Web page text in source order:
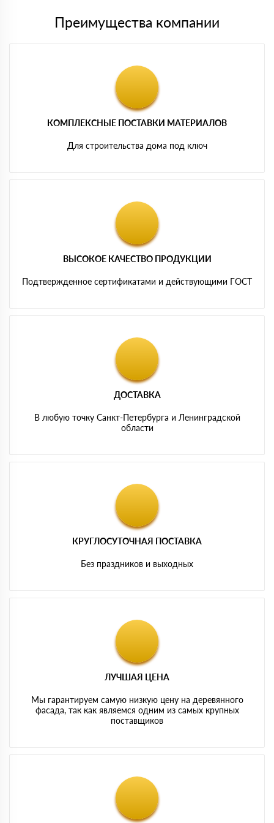
Преимущества компании
КОМПЛЕКСНЫЕ ПОСТАВКИ МАТЕРИАЛОВ
Для строительства дома под ключ
ВЫСОКОЕ КАЧЕСТВО ПРОДУКЦИИ
Подтвержденное сертификатами и действующими ГОСТ
ДОСТАВКА
В любую точку Санкт-Петербурга и Ленинградской
области
КРУГЛОСУТОЧНАЯ ПОСТАВКА
Без праздников и выходных
ЛУЧШАЯ ЦЕНА
Мы гарантируем самую низкую цену на деревянного
фасада, так как являемся одним из самых крупных
поставщиков